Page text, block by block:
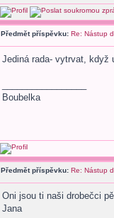
Předmět příspěvku: Re: Nástup
Jediná rada- vytrvat, když
Boubelka
Předmět příspěvku: Re: Nástup
Oni jsou ti naši drobečci
Jana